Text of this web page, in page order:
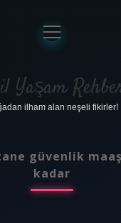
Anasayfa
Gizlilik Politikası
Yasal Uyarı
menüyü
aç
Yaşam
ilham alan neşeli fikirler!
güvenlik
kadar